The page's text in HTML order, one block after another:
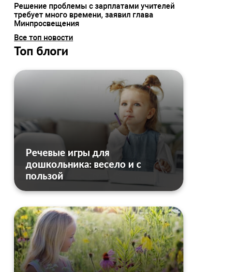
Решение проблемы с зарплатами учителей
требует много времени, заявил глава
Минпросвещения
Все топ новости
Топ блоги
Речевые игры для
дошкольника: весело и с
пользой